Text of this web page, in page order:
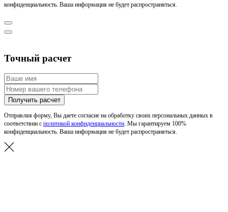
конфиденциальность. Ваша информация не будет распространяться.
Точный расчет
Получить расчет
Отправляя форму, Вы даете согласие на обработку своих персональных данных в
соответствии с политикой конфиденциальности. Мы гарантируем 100%
конфиденциальность. Ваша информация не будет распространяться.